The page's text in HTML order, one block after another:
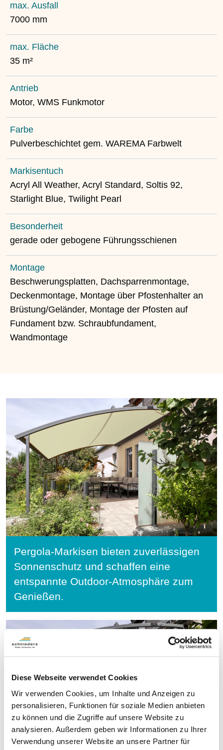
Diese Webseite verwendet Cookies
Wir verwenden Cookies, um Inhalte und Anzeigen zu
personalisieren, Funktionen für soziale Medien anbieten
zu können und die Zugriffe auf unsere Website zu
analysieren. Außerdem geben wir Informationen zu Ihrer
Verwendung unserer Website an unsere Partner für
max. Ausfall
7000 mm
max. Fläche
35 m²
Antrieb
Motor, WMS Funkmotor
Farbe
Pulverbeschichtet gem. WAREMA Farbwelt
Markisentuch
Acryl All Weather, Acryl Standard, Soltis 92,
Starlight Blue, Twilight Pearl
Besonderheit
gerade oder gebogene Führungsschienen
Montage
Beschwerungsplatten, Dachsparrenmontage,
Deckenmontage, Montage über Pfostenhalter an
Brüstung/Geländer, Montage der Pfosten auf
Fundament bzw. Schraubfundament,
Wandmontage
Pergola-Markisen bieten zuverlässigen
Sonnenschutz und schaffen eine
entspannte Outdoor-Atmosphäre zum
Genießen.